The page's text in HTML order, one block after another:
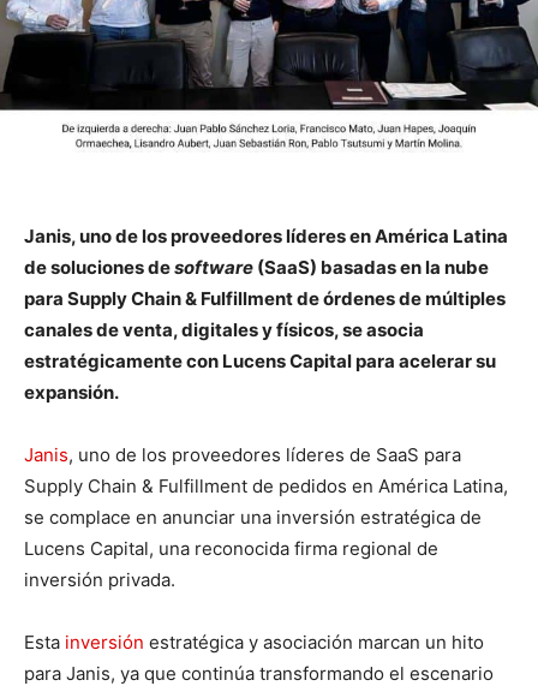
Janis, uno de los proveedores líderes en América Latina
de soluciones desoftware (SaaS) basadas en la nube
para Supply Chain & Fulfillment de órdenes de múltiples
canales de venta, digitales y físicos, se asocia
estratégicamente con Lucens Capital para acelerar su
expansión.
Janis, uno de los proveedores líderes de SaaS para
Supply Chain & Fulfillment de pedidos en América Latina,
se complace en anunciar una inversión estratégica de
Lucens Capital, una reconocida firma regional de
inversión privada.
Esta inversión estratégica y asociación marcan un hito
para Janis, ya que continúa transformando el escenario